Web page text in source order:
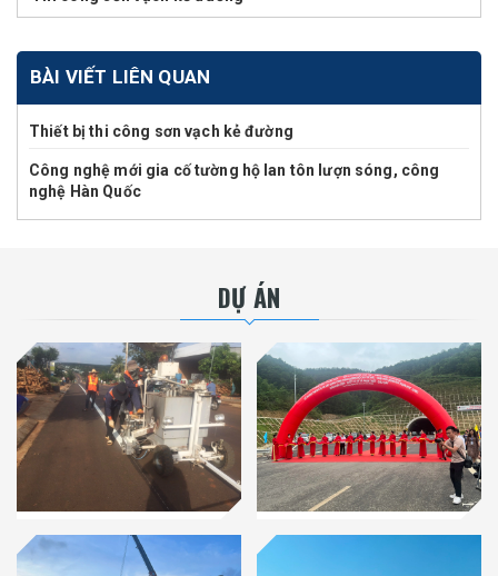
BÀI VIẾT LIÊN QUAN
Thiết bị thi công sơn vạch kẻ đường
Công nghệ mới gia cố tường hộ lan tôn lượn sóng, công
nghệ Hàn Quốc
DỰ ÁN